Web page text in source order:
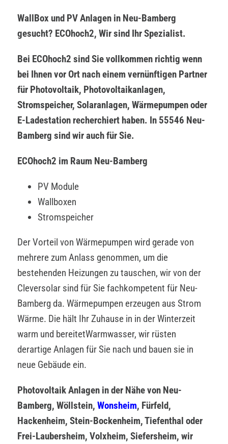
WallBox und PV Anlagen in Neu-Bamberg
gesucht? ECOhoch2, Wir sind Ihr Spezialist.
Bei ECOhoch2 sind Sie vollkommen richtig wenn
bei Ihnen vor Ort nach einem vernünftigen Partner
für Photovoltaik, Photovoltaikanlagen,
Stromspeicher, Solaranlagen, Wärmepumpen oder
E-Ladestation recherchiert haben. In 55546 Neu-
Bamberg sind wir auch für Sie.
ECOhoch2 im Raum Neu-Bamberg
PV Module
Wallboxen
Stromspeicher
Der Vorteil von Wärmepumpen wird gerade von
mehrere zum Anlass genommen, um die
bestehenden Heizungen zu tauschen, wir von der
Cleversolar sind für Sie fachkompetent für Neu-
Bamberg da. Wärmepumpen erzeugen aus Strom
Wärme. Die hält Ihr Zuhause in in der Winterzeit
warm und bereitetWarmwasser, wir rüsten
derartige Anlagen für Sie nach und bauen sie in
neue Gebäude ein.
Photovoltaik Anlagen in der Nähe von Neu-
Bamberg, Wöllstein, Wonsheim, Fürfeld,
Hackenheim, Stein-Bockenheim, Tiefenthal oder
Frei-Laubersheim, Volxheim, Siefersheim, wir